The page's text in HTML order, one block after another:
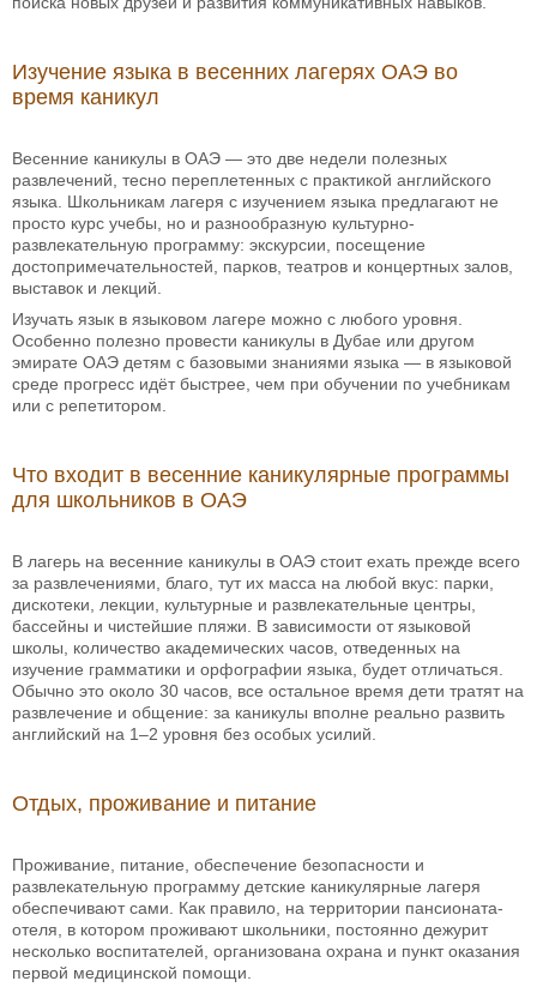
Изучение языка в весенних лагерях ОАЭ во
время каникул
Весенние каникулы в ОАЭ — это две недели полезных
развлечений, тесно переплетенных с практикой английского
языка. Школьникам лагеря с изучением языка предлагают не
просто курс учебы, но и разнообразную культурно-
развлекательную программу: экскурсии, посещение
достопримечательностей, парков, театров и концертных залов,
выставок и лекций.
Изучать язык в языковом лагере можно с любого уровня.
Особенно полезно провести каникулы в Дубае или другом
эмирате ОАЭ детям с базовыми знаниями языка — в языковой
среде прогресс идёт быстрее, чем при обучении по учебникам
или с репетитором.
Что входит в весенние каникулярные программы
для школьников в ОАЭ
В лагерь на весенние каникулы в ОАЭ стоит ехать прежде всего
за развлечениями, благо, тут их масса на любой вкус: парки,
дискотеки, лекции, культурные и развлекательные центры,
бассейны и чистейшие пляжи. В зависимости от языковой
школы, количество академических часов, отведенных на
изучение грамматики и орфографии языка, будет отличаться.
Обычно это около 30 часов, все остальное время дети тратят на
развлечение и общение: за каникулы вполне реально развить
английский на 1–2 уровня без особых усилий.
Отдых, проживание и питание
Проживание, питание, обеспечение безопасности и
развлекательную программу детские каникулярные лагеря
обеспечивают сами. Как правило, на территории пансионата-
отеля, в котором проживают школьники, постоянно дежурит
несколько воспитателей, организована охрана и пункт оказания
первой медицинской помощи.